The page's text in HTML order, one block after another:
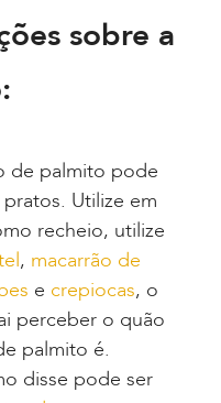
sobre a
de palmito pode
Utilize em
recheio, utilize
, macarrão de
e crepiocas, o
perceber o quão
palmito é.
disse pode ser